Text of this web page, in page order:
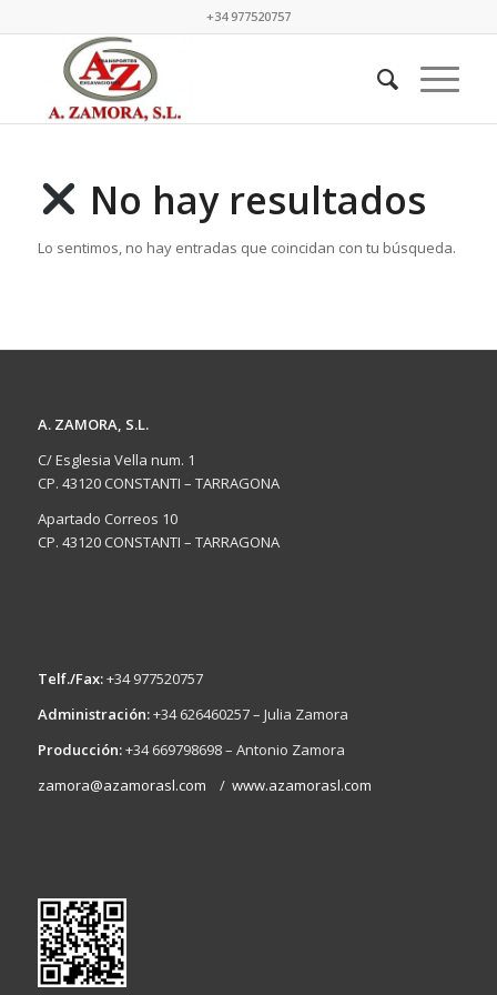
+34 977520757
No hay resultados
Lo sentimos, no hay entradas que coincidan con tu búsqueda.
A. ZAMORA, S.L.
C/ Esglesia Vella num. 1
CP. 43120 CONSTANTI – TARRAGONA
Apartado Correos 10
CP. 43120 CONSTANTI – TARRAGONA
Telf./Fax:+34 977520757
Administración:+34 626460257 – Julia Zamora
Producción:+34 669798698 – Antonio Zamora
zamora@azamorasl.com / www.azamorasl.com